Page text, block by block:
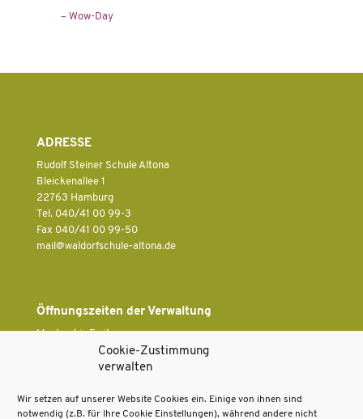
Cookie-Zustimmung
verwalten
Wir setzen auf unserer Website Cookies ein. Einige von ihnen sind
notwendig (z.B. für Ihre Cookie Einstellungen), während andere nicht
– Wow-Day
ADRESSE
Rudolf Steiner Schule Altona
Bleickenallee 1
22763 Hamburg
Tel. 040/41 00 99-3
Fax 040/41 00 99-50
ed.anotla-eluhcsfrodlaw@liam
Öffnungszeiten der Verwaltung
Montag bis Freitag
7.30 Uhr bis 13.30 Uhr
Rechtliches